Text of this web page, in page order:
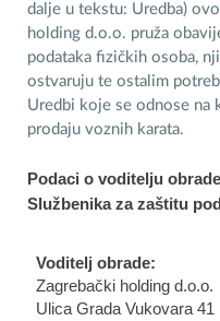
dalje u tekstu: Uredba)
holding d.o.o. pruža
podataka fizičkih osoba,
ostvaruju te ostalim
Uredbi koje se odnose na
prodaju voznih karata.
Podaci o voditelju
Službenika za zaštitu
Voditelj obrade:
Zagrebački holding
Ulica Grada Vukovara